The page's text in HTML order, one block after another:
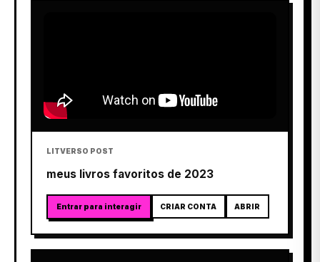
LITVERSO POST
meus livros favoritos de 2023
Entrar para interagir CRIAR CONTA ABRIR